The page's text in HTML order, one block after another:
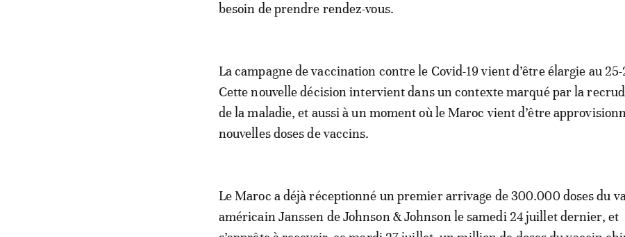
besoin de prendre rendez-vous.
La campagne de vaccination contre le Covid-19 vient d’être élargie au
Cette nouvelle décision intervient dans un contexte marqué par la
de la maladie, et aussi à un moment où le Maroc vient d’être
nouvelles doses de vaccins.
Le Maroc a déjà réceptionné un premier arrivage de 300.000 doses du
américain Janssen de Johnson & Johnson le samedi 24 juillet dernier, et